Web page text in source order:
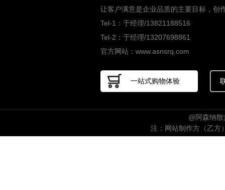
让客户满意是企业品质的主要目标，创
Tel-1：于经理/13821188516
Tel-2：于经理/13207698861
官方网站：www.asnsrq.com
一站式购物体验
@阿森纳
注：网站制作方（乙方